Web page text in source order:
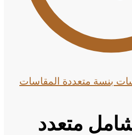
بنسة متعددة المقاسات
متعدد